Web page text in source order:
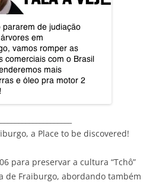
a Place to be discovered!
para preservar a cultura “Tchô”
de Fraiburgo, abordando também